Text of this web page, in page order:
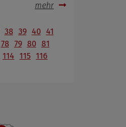
mehr
38 39 40 41
78 79 80 81
114 115 116